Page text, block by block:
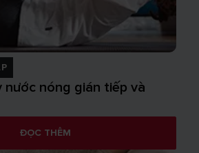
nước nóng gián tiếp và
ĐỌC THÊM